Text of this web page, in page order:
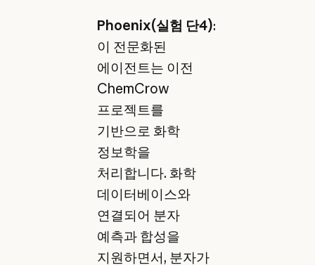
Phoenix(실험 단4):
이 전문화된
에이전트는 이전
ChemCrow
프로젝트를
기반으로 화학
정보학을
처리합니다. 화학
데이터베이스와
연결되어 분자
예측과 합성을
지원하면서, 분자가